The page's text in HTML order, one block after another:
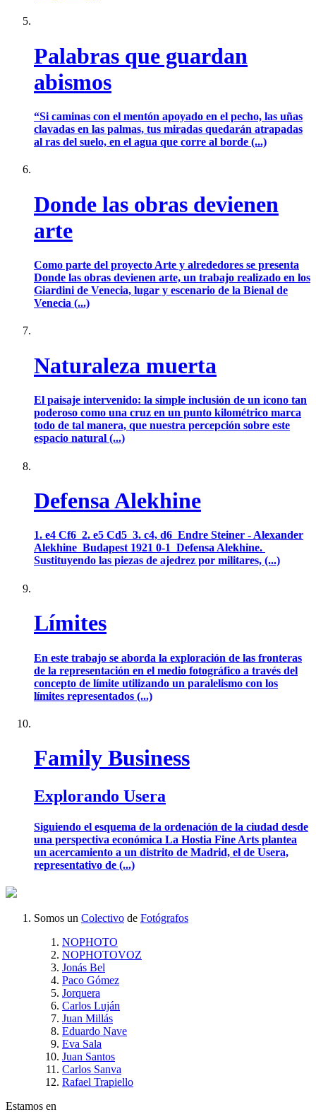
Palabras que guardan
abismos
“Si caminas con el mentón apoyado en el pecho, las uñas
clavadas en las palmas, tus miradas quedarán atrapadas
al ras del suelo, en el agua que corre al borde (...)
Donde las obras devienen
arte
Como parte del proyecto Arte y alrededores se presenta
Donde las obras devienen arte, un trabajo realizado en los
Giardini de Venecia, lugar y escenario de la Bienal de
Venecia (...)
Naturaleza muerta
El paisaje intervenido: la simple inclusión de un icono tan
poderoso como una cruz en un punto kilométrico marca
todo de tal manera, que nuestra percepción sobre este
espacio natural (...)
Defensa Alekhine
1. e4 Cf6 2. e5 Cd5 3. c4, d6 Endre Steiner - Alexander
Alekhine Budapest 1921 0-1 Defensa Alekhine.
Sustituyendo las piezas de ajedrez por militares, (...)
Límites
En este trabajo se aborda la exploración de las fronteras
de la representación en el medio fotográfico a través del
concepto de límite utilizando un paralelismo con los
límites representados (...)
Family Business
Explorando Usera
Siguiendo el esquema de la ordenación de la ciudad desde
una perspectiva económica La Hostia Fine Arts plantea
un acercamiento a un distrito de Madrid, el de Usera,
representativo de (...)
Somos un Colectivo de Fotógrafos
NOPHOTO
NOPHOTOVOZ
Jonás Bel
Paco Gómez
Jorquera
Carlos Luján
Juan Millás
Eduardo Nave
Eva Sala
Juan Santos
Carlos Sanva
Rafael Trapiello
Estamos en